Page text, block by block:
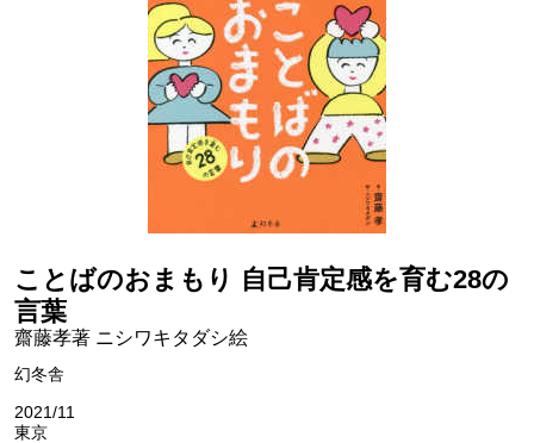
ことばのおまもり 自己肯定感を育む28の
言葉
齋藤孝著 ニシワキタダシ絵
幻冬舎
2021/11
東京